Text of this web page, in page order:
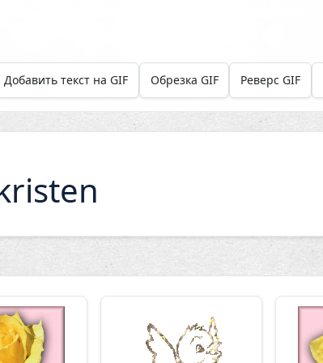
Добавить текст на GIF Обрезка GIF Реверс GIF